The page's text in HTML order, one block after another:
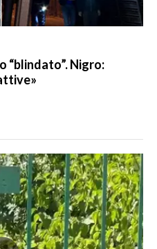
“blindato”. Nigro: